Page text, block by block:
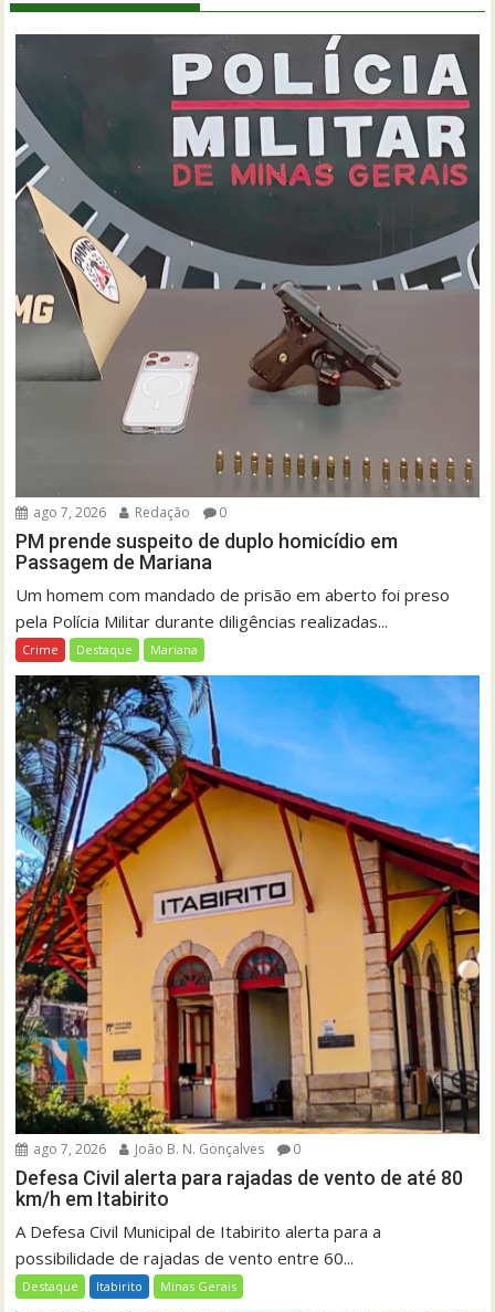
ago 7, 2026 Redação 0
PM prende suspeito de duplo homicídio em
Passagem de Mariana
Um homem com mandado de prisão em aberto foi preso
pela Polícia Militar durante diligências realizadas...
Crime Destaque Mariana
ago 7, 2026 João B. N. Gonçalves 0
Defesa Civil alerta para rajadas de vento de até 80
km/h em Itabirito
A Defesa Civil Municipal de Itabirito alerta para a
possibilidade de rajadas de vento entre 60...
Destaque Itabirito Minas Gerais